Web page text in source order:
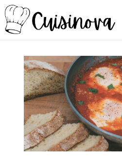
Vai
al
contenuto